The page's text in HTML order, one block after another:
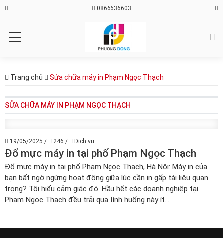
0866636603
Trang chủ Sửa chữa máy in Phạm Ngọc Thạch
SỬA CHỮA MÁY IN PHẠM NGỌC THẠCH
19/05/2025 / 246 / Dịch vụ
Đổ mực máy in tại phố Phạm Ngọc Thạch
Đổ mực máy in tại phố Phạm Ngọc Thạch, Hà Nội: Máy in của
bạn bất ngờ ngừng hoạt động giữa lúc cần in gấp tài liệu quan
trọng? Tôi hiểu cảm giác đó. Hầu hết các doanh nghiệp tại
Phạm Ngọc Thạch đều trải qua tình huống này ít...